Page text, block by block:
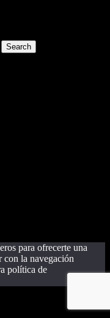
Search
para ofrecerte una
la navegación
política de